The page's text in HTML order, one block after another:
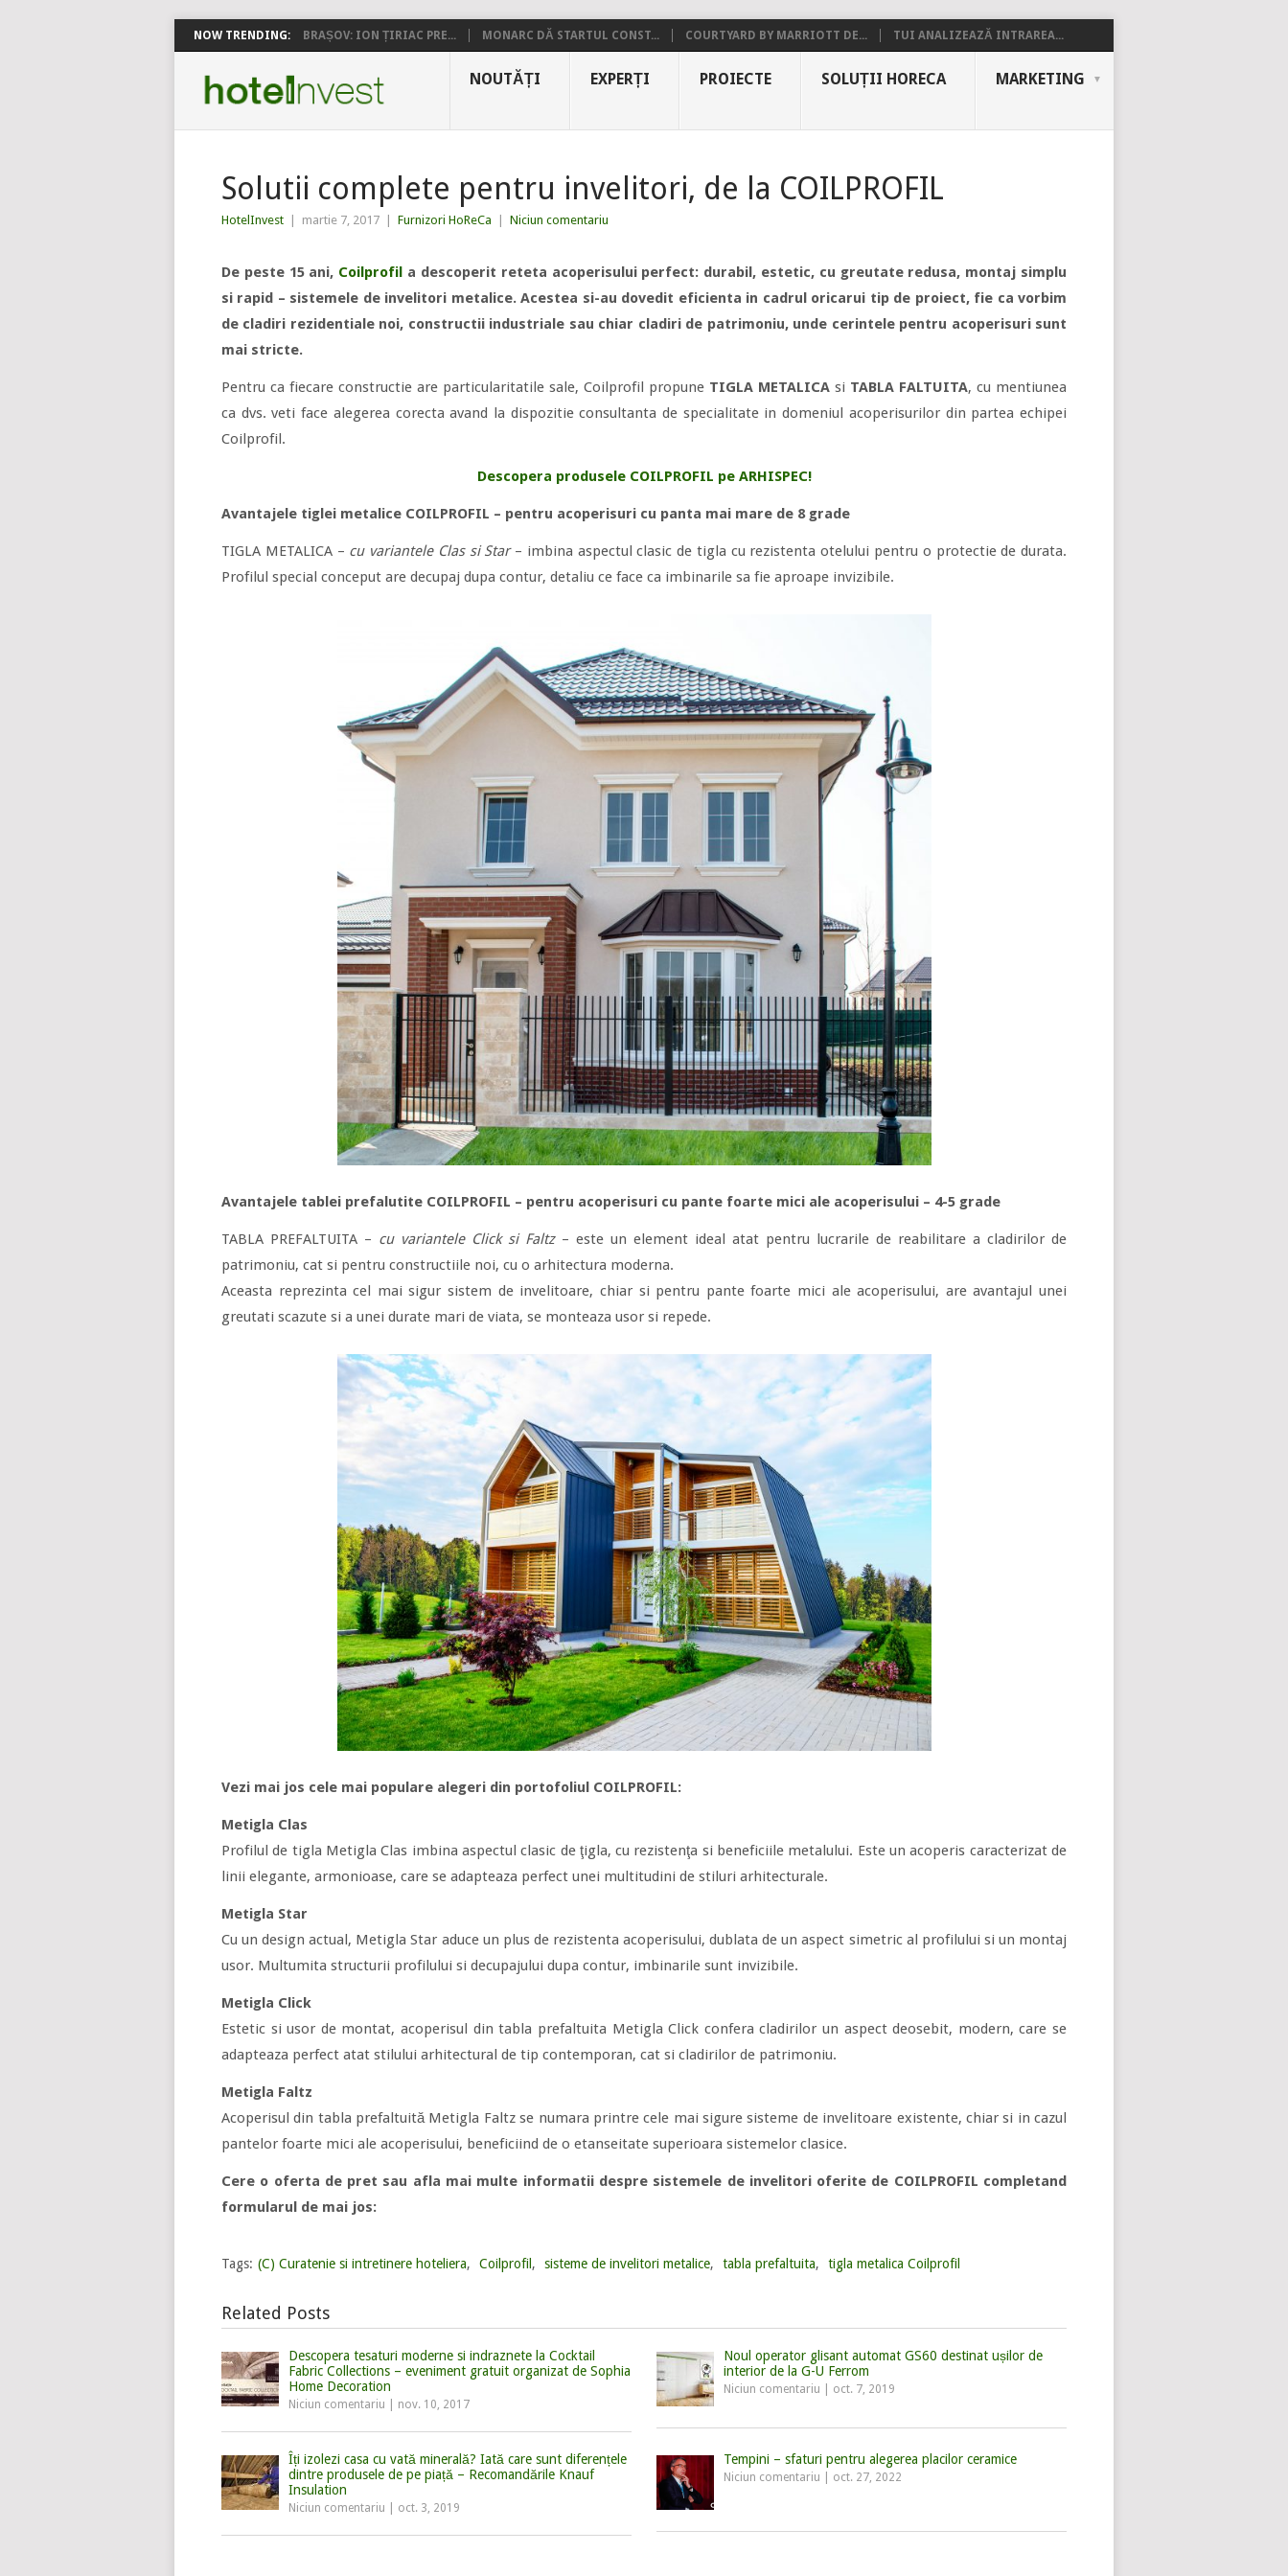
NOW TRENDING: BRAȘOV: ION ȚIRIAC PRE... MONARC DĂ STARTUL CONST... COURTYARD BY MARRIOTT DE... TUI ANALIZEAZĂ INTRAREA...
NOUTĂȚI EXPERȚI PROIECTE SOLUȚII HORECA MARKETING
Solutii complete pentru invelitori, de la COILPROFIL
HotelInvest martie 7, 2017 Furnizori HoReCa Niciun comentariu
De peste 15 ani, Coilprofil a descoperit reteta acoperisului perfect: durabil, estetic, cu greutate redusa, montaj simplu
si rapid – sistemele de invelitori metalice. Acestea si-au dovedit eficienta in cadrul oricarui tip de proiect, fie ca vorbim
de cladiri rezidentiale noi, constructii industriale sau chiar cladiri de patrimoniu, unde cerintele pentru acoperisuri sunt
mai stricte.
Pentru ca fiecare constructie are particularitatile sale, Coilprofil propune TIGLA METALICA si TABLA FALTUITA, cu mentiunea
ca dvs. veti face alegerea corecta avand la dispozitie consultanta de specialitate in domeniul acoperisurilor din partea echipei
Coilprofil.
Descopera produsele COILPROFIL pe ARHISPEC!
Avantajele tiglei metalice COILPROFIL – pentru acoperisuri cu panta mai mare de 8 grade
TIGLA METALICA – cu variantele Clas si Star– imbina aspectul clasic de tigla cu rezistenta otelului pentru o protectie de durata.
Profilul special conceput are decupaj dupa contur, detaliu ce face ca imbinarile sa fie aproape invizibile.
Avantajele tablei prefalutite COILPROFIL – pentru acoperisuri cu pante foarte mici ale acoperisului – 4-5 grade
TABLA PREFALTUITA – cu variantele Click si Faltz– este un element ideal atat pentru lucrarile de reabilitare a cladirilor de
patrimoniu, cat si pentru constructiile noi, cu o arhitectura moderna.
Aceasta reprezinta cel mai sigur sistem de invelitoare, chiar si pentru pante foarte mici ale acoperisului, are avantajul unei
greutati scazute si a unei durate mari de viata, se monteaza usor si repede.
Vezi mai jos cele mai populare alegeri din portofoliul COILPROFIL:
Metigla Clas
Profilul de tigla Metigla Clas imbina aspectul clasic de ţigla, cu rezistenţa si beneficiile metalului. Este un acoperis caracterizat de
linii elegante, armonioase, care se adapteaza perfect unei multitudini de stiluri arhitecturale.
Metigla Star
Cu un design actual, Metigla Star aduce un plus de rezistenta acoperisului, dublata de un aspect simetric al profilului si un montaj
usor. Multumita structurii profilului si decupajului dupa contur, imbinarile sunt invizibile.
Metigla Click
Estetic si usor de montat, acoperisul din tabla prefaltuita Metigla Click confera cladirilor un aspect deosebit, modern, care se
adapteaza perfect atat stilului arhitectural de tip contemporan, cat si cladirilor de patrimoniu.
Metigla Faltz
Acoperisul din tabla prefaltuită Metigla Faltz se numara printre cele mai sigure sisteme de invelitoare existente, chiar si in cazul
pantelor foarte mici ale acoperisului, beneficiind de o etanseitate superioara sistemelor clasice.
Cere o oferta de pret sau afla mai multe informatii despre sistemele de invelitori oferite de COILPROFIL completand
formularul de mai jos:
Tags: (C) Curatenie si intretinere hoteliera, Coilprofil , sisteme de invelitori metalice, tabla prefaltuita, tigla metalica Coilprofil
Related Posts
Descopera tesaturi moderne si indraznete la Cocktail
Fabric Collections – eveniment gratuit organizat de Sophia
Home Decoration
Niciun comentariu nov. 10, 2017
Noul operator glisant automat GS60 destinat ușilor de
interior de la G-U Ferrom
Niciun comentariu oct. 7, 2019
Îți izolezi casa cu vată minerală? Iată care sunt diferențele
dintre produsele de pe piață – Recomandările Knauf
Insulation
Niciun comentariu oct. 3, 2019
Tempini – sfaturi pentru alegerea placilor ceramice
Niciun comentariu oct. 27, 2022